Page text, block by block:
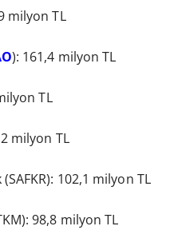
milyon TL
): 161,4 milyon TL
TL
milyon TL
102,1 milyon TL
98,8 milyon TL